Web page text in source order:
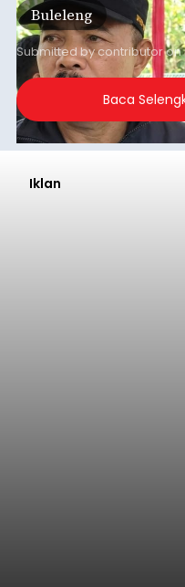
yang belum optimal,
perhatian pemerintah
Buleleng
Submitted bycontributoron
Baca
Iklan